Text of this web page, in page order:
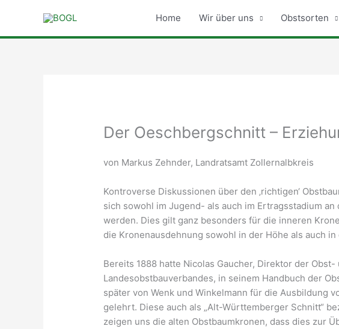
springen
Home Wir über uns Obstsorten
Der Oeschbergschnitt –
von Markus Zehnder, Landratsamt Zollernalbkreis
Kontroverse Diskussionen über den ‚richtigen‘
sich sowohl im Jugend- als auch im Ertragsstadium
werden. Dies gilt ganz besonders für die inneren
die Kronenausdehnung sowohl in der Höhe als auch
Bereits 1888 hatte Nicolas Gaucher, Direktor der
Landesobstbauverbandes, in seinem Handbuch der
später von Wenk und Winkelmann für die Ausbildung
gelehrt. Diese auch als „Alt-Württemberger Schnitt“
zeigen uns die alten Obstbaumkronen, dass dies zur